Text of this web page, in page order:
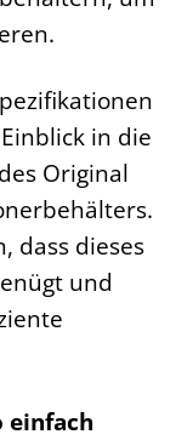
in die
Original
dass dieses
und
einfach